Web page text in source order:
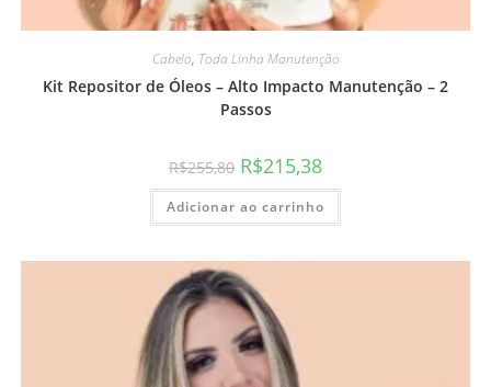
Cabelo, Toda Linha Manutenção
Kit Repositor de Óleos – Alto Impacto Manutenção – 2
Passos
R$255,80 R$215,38
Adicionar ao carrinho